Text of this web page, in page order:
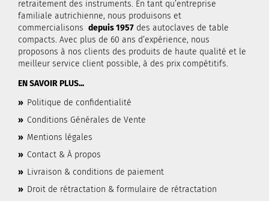
retraitement des instruments. En tant qu’entreprise
familiale autrichienne, nous produisons et
commercialisons depuis 1957 des autoclaves de table
compacts. Avec plus de 60 ans d’expérience, nous
proposons à nos clients des produits de haute qualité et le
meilleur service client possible, à des prix compétitifs.
EN SAVOIR PLUS...
» Politique de confidentialité
» Conditions Générales de Vente
» Mentions légales
» Contact & À propos
» Livraison & conditions de paiement
» Droit de rétractation & formulaire de rétractation